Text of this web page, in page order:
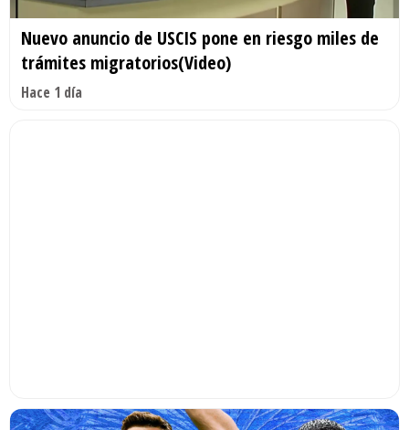
Nuevo anuncio de USCIS pone en riesgo miles de
trámites migratorios(Video)
Hace 1 día